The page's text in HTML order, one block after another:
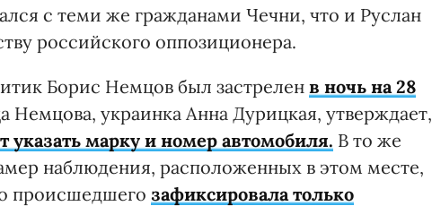
с теми же гражданами Чечни, что и Руслан
российского оппозиционера.
Борис Немцов был застрелен в ночь на 28
Немцова, украинка Анна Дурицкая, утверждает,
марку и номер автомобиля. В то же
наблюдения, расположенных в этом месте,
происшедшего зафиксировала только